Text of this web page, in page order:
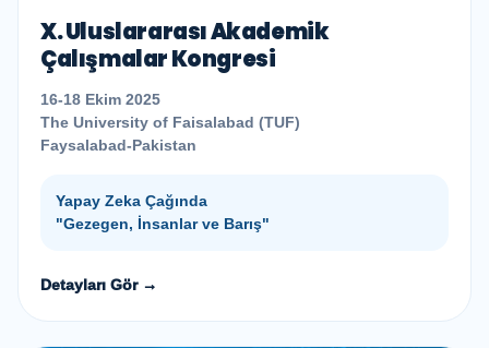
X. Uluslararası Akademik
Çalışmalar Kongresi
16-18 Ekim 2025
The University of Faisalabad (TUF)
Faysalabad-Pakistan
Yapay Zeka Çağında
"Gezegen, İnsanlar ve Barış"
Detayları Gör →